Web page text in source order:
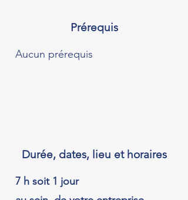
Prérequis
Aucun prérequis
Durée, dates, lieu et horaires
7 h soit 1 jour